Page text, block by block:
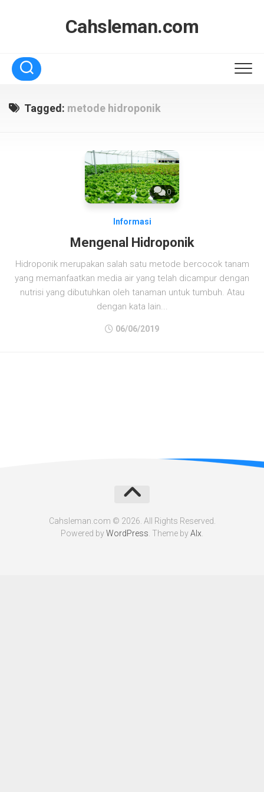
Cahsleman.com
Tagged: metode hidroponik
0
Informasi
Mengenal Hidroponik
Hidroponik merupakan salah satu metode bercocok tanam
yang memanfaatkan media air yang telah dicampur dengan
nutrisi yang dibutuhkan oleh tanaman untuk tumbuh. Atau
dengan kata lain...
06/06/2019
Cahsleman.com © 2026. All Rights Reserved.
Powered byWordPress . Theme byAlx